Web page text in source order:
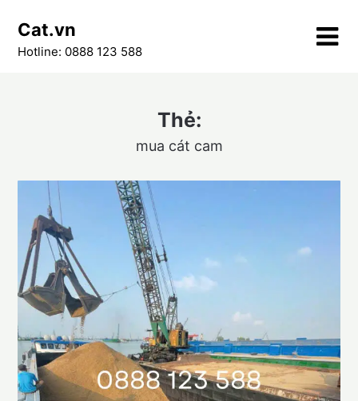
content
Cat.vn
Hotline: 0888 123 588
Thẻ:
mua cát cam